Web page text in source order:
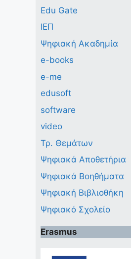
Edu Gate
ΙΕΠ
Ψηφιακή Ακαδημία
e-books
e-me
edusoft
software
video
Τρ. Θεμάτων
Ψηφιακά Αποθετήρια
Ψηφιακά Βοηθήματα
Ψηφιακή Βιβλιοθήκη
Ψηφιακό Σχολείο
Erasmus